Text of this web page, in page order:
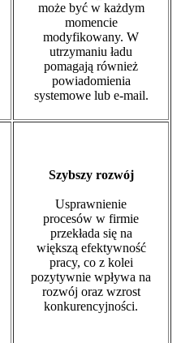
może być w każdym
momencie
modyfikowany. W
utrzymaniu ładu
pomagają również
powiadomienia
systemowe lub e-mail.
Szybszy rozwój
Usprawnienie
procesów w firmie
przekłada się na
większą efektywność
pracy, co z kolei
pozytywnie wpływa na
rozwój oraz wzrost
konkurencyjności.